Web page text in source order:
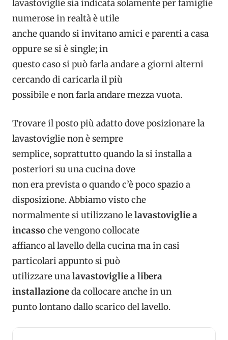
lavastoviglie sia indicata solamente per famiglie
numerose in realtà è utile
anche quando si invitano amici e parenti a casa
oppure se si è single; in
questo caso si può farla andare a giorni alterni
cercando di caricarla il più
possibile e non farla andare mezza vuota.
Trovare il posto più adatto dove posizionare la
lavastoviglie non è sempre
semplice, soprattutto quando la si installa a
posteriori su una cucina dove
non era prevista o quando c’è poco spazio a
disposizione. Abbiamo visto che
normalmente si utilizzano lelavastoviglie a
incassoche vengono collocate
affianco al lavello della cucina ma in casi
particolari appunto si può
utilizzare unalavastoviglie a libera
installazioneda collocare anche in un
punto lontano dallo scarico del lavello.